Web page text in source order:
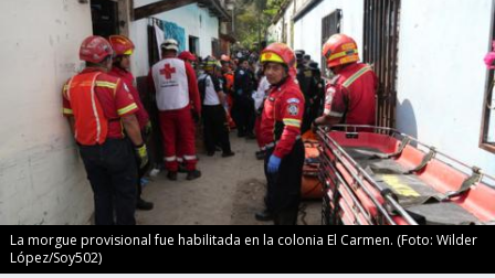
La morgue provisional fue habilitada en la colonia El Carmen. (Foto: Wilder
López/Soy502)